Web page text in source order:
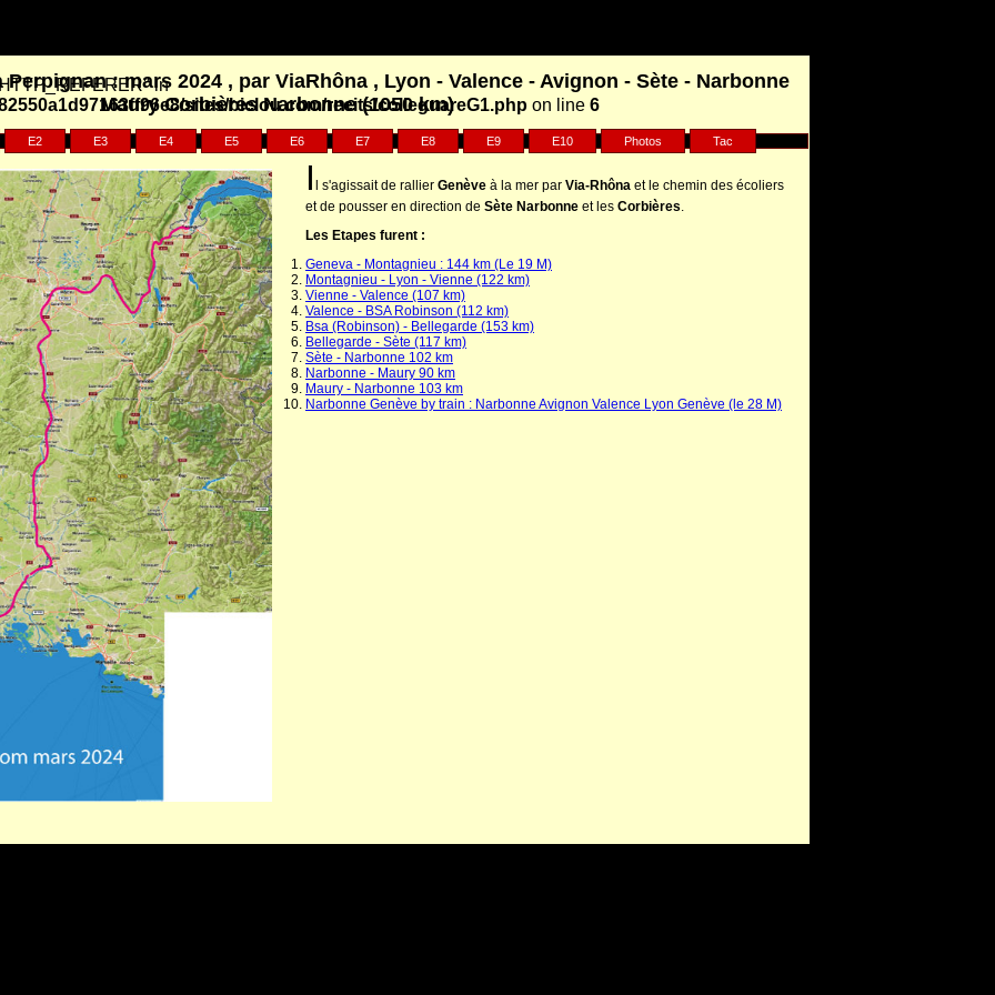
in
sites/biclou.com/recits/colleguareG1.php on line 6
I l s'agissait de rallier Genève à la mer par Via-Rhôna et le chemin des écoliers
et de pousser en direction de Sète Narbonne et les Corbières.
Les Etapes furent :
Geneva - Montagnieu : 144 km (Le 19 M)
Montagnieu - Lyon - Vienne (122 km)
Vienne - Valence (107 km)
Valence - BSA Robinson (112 km)
Bsa (Robinson) - Bellegarde (153 km)
Bellegarde - Sète (117 km)
Sète - Narbonne 102 km
Narbonne - Maury 90 km
Maury - Narbonne 103 km
Narbonne Genève by train : Narbonne Avignon Valence Lyon Genève (le 28 M)
E2 E3 E4 E5 E6 E7 E8 E9 E10 Photos Tac
: mars 2024 , par ViaRhôna , Lyon - Valence - Avignon - Sète - Narbonne
Maury Corbières Narbonne (1050 km)